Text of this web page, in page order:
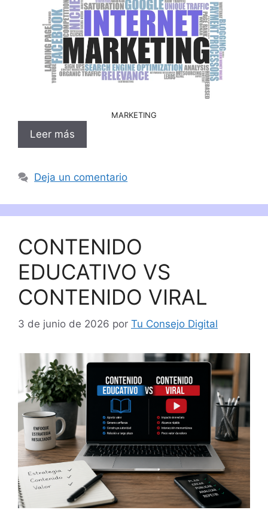
MARKETING
Leer más
Deja un comentario
CONTENIDO
EDUCATIVO VS
CONTENIDO VIRAL
3 de junio de 2026 por Tu Consejo Digital